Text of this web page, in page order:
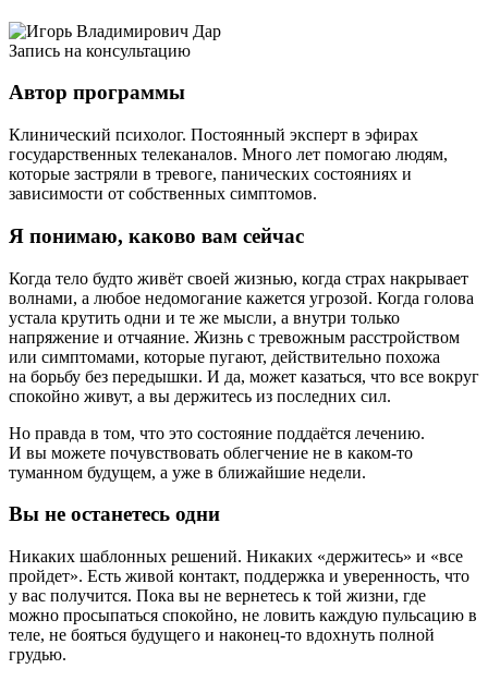
Запись на консультацию
Автор программы
Клинический психолог. Постоянный эксперт в эфирах
государственных телеканалов. Много лет помогаю людям,
которые застряли в тревоге, панических состояниях и
зависимости от собственных симптомов.
Я понимаю, каково вам сейчас
Когда тело будто живёт своей жизнью, когда страх накрывает
волнами, а любое недомогание кажется угрозой. Когда голова
устала крутить одни и те же мысли, а внутри только
напряжение и отчаяние. Жизнь с тревожным расстройством
или симптомами, которые пугают, действительно похожа
на борьбу без передышки. И да, может казаться, что все вокруг
спокойно живут, а вы держитесь из последних сил.
Но правда в том, что это состояние поддаётся лечению.
И вы можете почувствовать облегчение не в каком‑то
туманном будущем, а уже в ближайшие недели.
Вы не останетесь одни
Никаких шаблонных решений. Никаких «держитесь» и «все
пройдет». Есть живой контакт, поддержка и уверенность, что
у вас получится. Пока вы не вернетесь к той жизни, где
можно просыпаться спокойно, не ловить каждую пульсацию в
теле, не бояться будущего и наконец-то вдохнуть полной
грудью.